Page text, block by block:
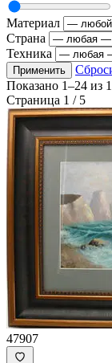
Материал
Страна
Техника
Применить
Показано 1–24 из
Страница 1 / 5
47907